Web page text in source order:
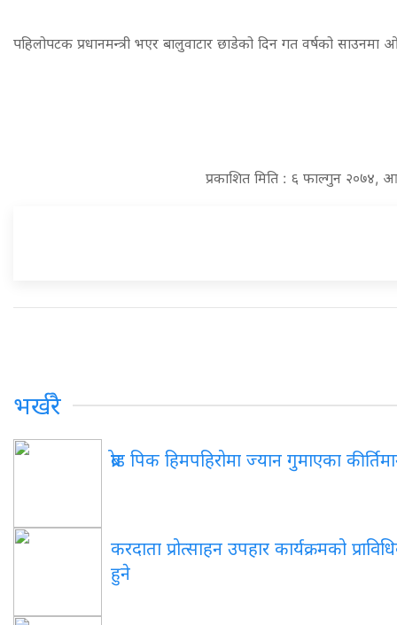
पहिलोपटक प्रधानमन्त्री भएर बालुवाटार छाडेको दिन गत वर्षको साउनमा
प्रकाशित मिति : ६ फाल्गुन २०७४,
भर्खरै
ब्रोड पिक हिमपहिरोमा ज्यान गुमाएका
करदाता प्रोत्साहन उपहार कार्यक्रमको
हुने